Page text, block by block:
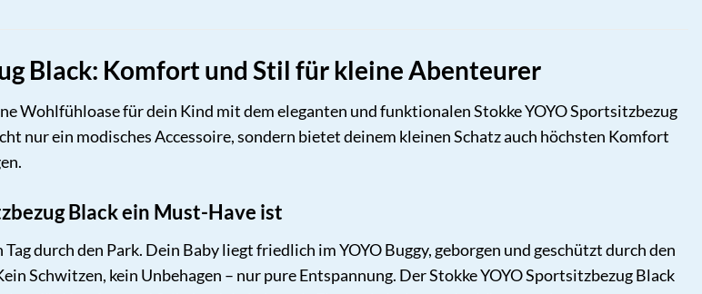
Black: Komfort und Stil für kleine Abenteurer
Wohlfühloase für dein Kind mit dem eleganten und funktionalen Stokke YOYO Sportsitzbezug
nur ein modisches Accessoire, sondern bietet deinem kleinen Schatz auch höchsten Komfort
Black ein Must-Have ist
durch den Park. Dein Baby liegt friedlich im YOYO Buggy, geborgen und geschützt durch den
Schwitzen, kein Unbehagen – nur pure Entspannung. Der Stokke YOYO Sportsitzbezug Black